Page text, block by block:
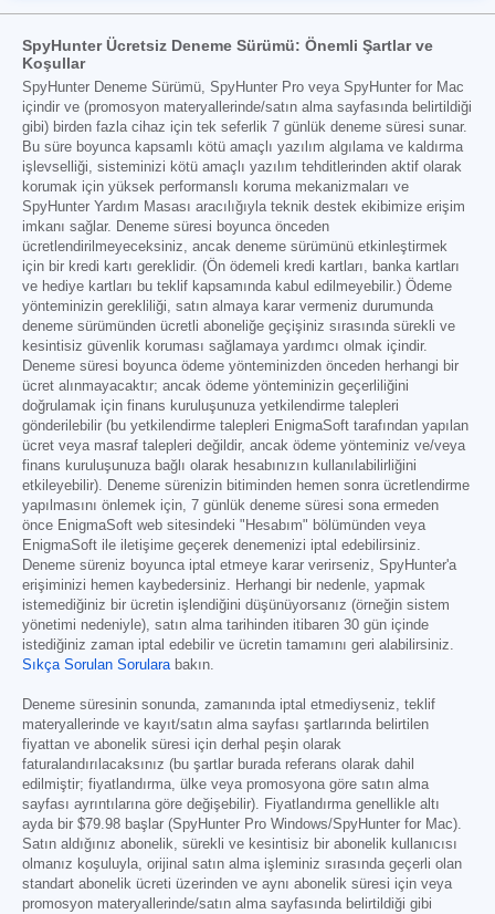
SpyHunter Ücretsiz Deneme Sürümü: Önemli Şartlar ve
Koşullar
SpyHunter Deneme Sürümü, SpyHunter Pro veya SpyHunter for Mac
içindir ve (promosyon materyallerinde/satın alma sayfasında belirtildiği
gibi) birden fazla cihaz için tek seferlik 7 günlük deneme süresi sunar.
Bu süre boyunca kapsamlı kötü amaçlı yazılım algılama ve kaldırma
işlevselliği, sisteminizi kötü amaçlı yazılım tehditlerinden aktif olarak
korumak için yüksek performanslı koruma mekanizmaları ve
SpyHunter Yardım Masası aracılığıyla teknik destek ekibimize erişim
imkanı sağlar. Deneme süresi boyunca önceden
ücretlendirilmeyeceksiniz, ancak deneme sürümünü etkinleştirmek
için bir kredi kartı gereklidir. (Ön ödemeli kredi kartları, banka kartları
ve hediye kartları bu teklif kapsamında kabul edilmeyebilir.) Ödeme
yönteminizin gerekliliği, satın almaya karar vermeniz durumunda
deneme sürümünden ücretli aboneliğe geçişiniz sırasında sürekli ve
kesintisiz güvenlik koruması sağlamaya yardımcı olmak içindir.
Deneme süresi boyunca ödeme yönteminizden önceden herhangi bir
ücret alınmayacaktır; ancak ödeme yönteminizin geçerliliğini
doğrulamak için finans kuruluşunuza yetkilendirme talepleri
gönderilebilir (bu yetkilendirme talepleri EnigmaSoft tarafından yapılan
ücret veya masraf talepleri değildir, ancak ödeme yönteminiz ve/veya
finans kuruluşunuza bağlı olarak hesabınızın kullanılabilirliğini
etkileyebilir). Deneme sürenizin bitiminden hemen sonra ücretlendirme
yapılmasını önlemek için, 7 günlük deneme süresi sona ermeden
önce EnigmaSoft web sitesindeki "Hesabım" bölümünden veya
EnigmaSoft ile iletişime geçerek denemenizi iptal edebilirsiniz.
Deneme süreniz boyunca iptal etmeye karar verirseniz, SpyHunter'a
erişiminizi hemen kaybedersiniz. Herhangi bir nedenle, yapmak
istemediğiniz bir ücretin işlendiğini düşünüyorsanız (örneğin sistem
yönetimi nedeniyle), satın alma tarihinden itibaren 30 gün içinde
istediğiniz zaman iptal edebilir ve ücretin tamamını geri alabilirsiniz.
Sıkça Sorulan Sorularabakın.
Deneme süresinin sonunda, zamanında iptal etmediyseniz, teklif
materyallerinde ve kayıt/satın alma sayfası şartlarında belirtilen
fiyattan ve abonelik süresi için derhal peşin olarak
faturalandırılacaksınız (bu şartlar burada referans olarak dahil
edilmiştir; fiyatlandırma, ülke veya promosyona göre satın alma
sayfası ayrıntılarına göre değişebilir). Fiyatlandırma genellikle altı
ayda bir $79.98 başlar (SpyHunter Pro Windows/SpyHunter for Mac).
Satın aldığınız abonelik, sürekli ve kesintisiz bir abonelik kullanıcısı
olmanız koşuluyla, orijinal satın alma işleminiz sırasında geçerli olan
standart abonelik ücreti üzerinden ve aynı abonelik süresi için veya
promosyon materyallerinde/satın alma sayfasında belirtildiği gibi